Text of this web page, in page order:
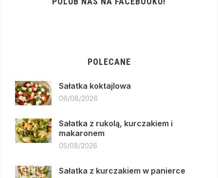
POLECANE
Sałatka koktajlowa
06/08/2026
Sałatka z rukolą, kurczakiem i
makaronem
05/08/2026
Sałatka z kurczakiem w panierce